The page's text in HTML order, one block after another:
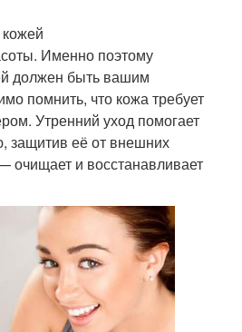
Именно поэтому
должен быть вашим
помнить, что кожа требует
Утренний уход помогает
защитив её от внешних
очищает и восстанавливает